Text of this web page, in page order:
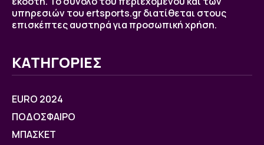
υπηρεσιών του ertsports.gr διατίθεται στους
επισκέπτες αυστηρά για προσωπική χρήση.
ΚΑΤΗΓΟΡΙΕΣ
EURO 2024
ΠΟΔΟΣΦΑΙΡΟ
ΜΠΑΣΚΕΤ